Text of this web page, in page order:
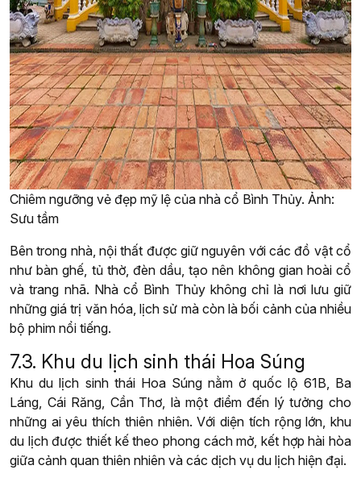
Chiêm ngưỡng vẻ đẹp mỹ lệ của nhà cổ Bình Thủy. Ảnh:
Sưu tầm
Bên trong nhà, nội thất được giữ nguyên với các đồ vật cổ
như bàn ghế, tủ thờ, đèn dầu, tạo nên không gian hoài cổ
và trang nhã. Nhà cổ Bình Thủy không chỉ là nơi lưu giữ
những giá trị văn hóa, lịch sử mà còn là bối cảnh của nhiều
bộ phim nổi tiếng.
7.3. Khu du lịch sinh thái Hoa Súng
Khu du lịch sinh thái Hoa Súng nằm ở quốc lộ 61B, Ba
Láng, Cái Răng, Cần Thơ, là một điểm đến lý tưởng cho
những ai yêu thích thiên nhiên. Với diện tích rộng lớn, khu
du lịch được thiết kế theo phong cách mở, kết hợp hài hòa
giữa cảnh quan thiên nhiên và các dịch vụ du lịch hiện đại.